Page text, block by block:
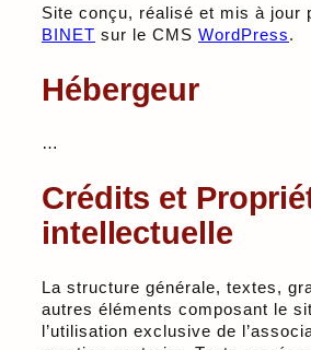
Site conçu, réalisé et mis à jour
BINET sur le CMS WordPress.
Hébergeur
…
Crédits et
intellectuelle
La structure générale, textes,
autres éléments composant le
l’utilisation exclusive de